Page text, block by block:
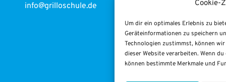
Cookie-
Um dir ein optimales Erlebnis zu
Geräteinformationen zu speichern
Technologien zustimmst, können
dieser Website verarbeiten. Wenn
können bestimmte Merkmale und
info@grilloschule.de